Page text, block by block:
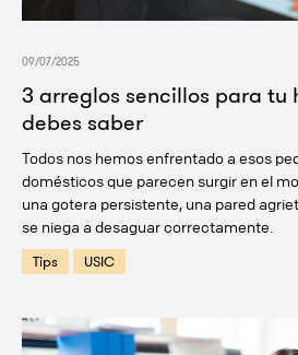
3 arreglos sencillos para tu
debes saber
09/07/2025
Todos nos hemos enfrentado a esos
domésticos que parecen surgir en el
una gotera persistente, una pared
se niega a desaguar correctamente.
Tips USIC